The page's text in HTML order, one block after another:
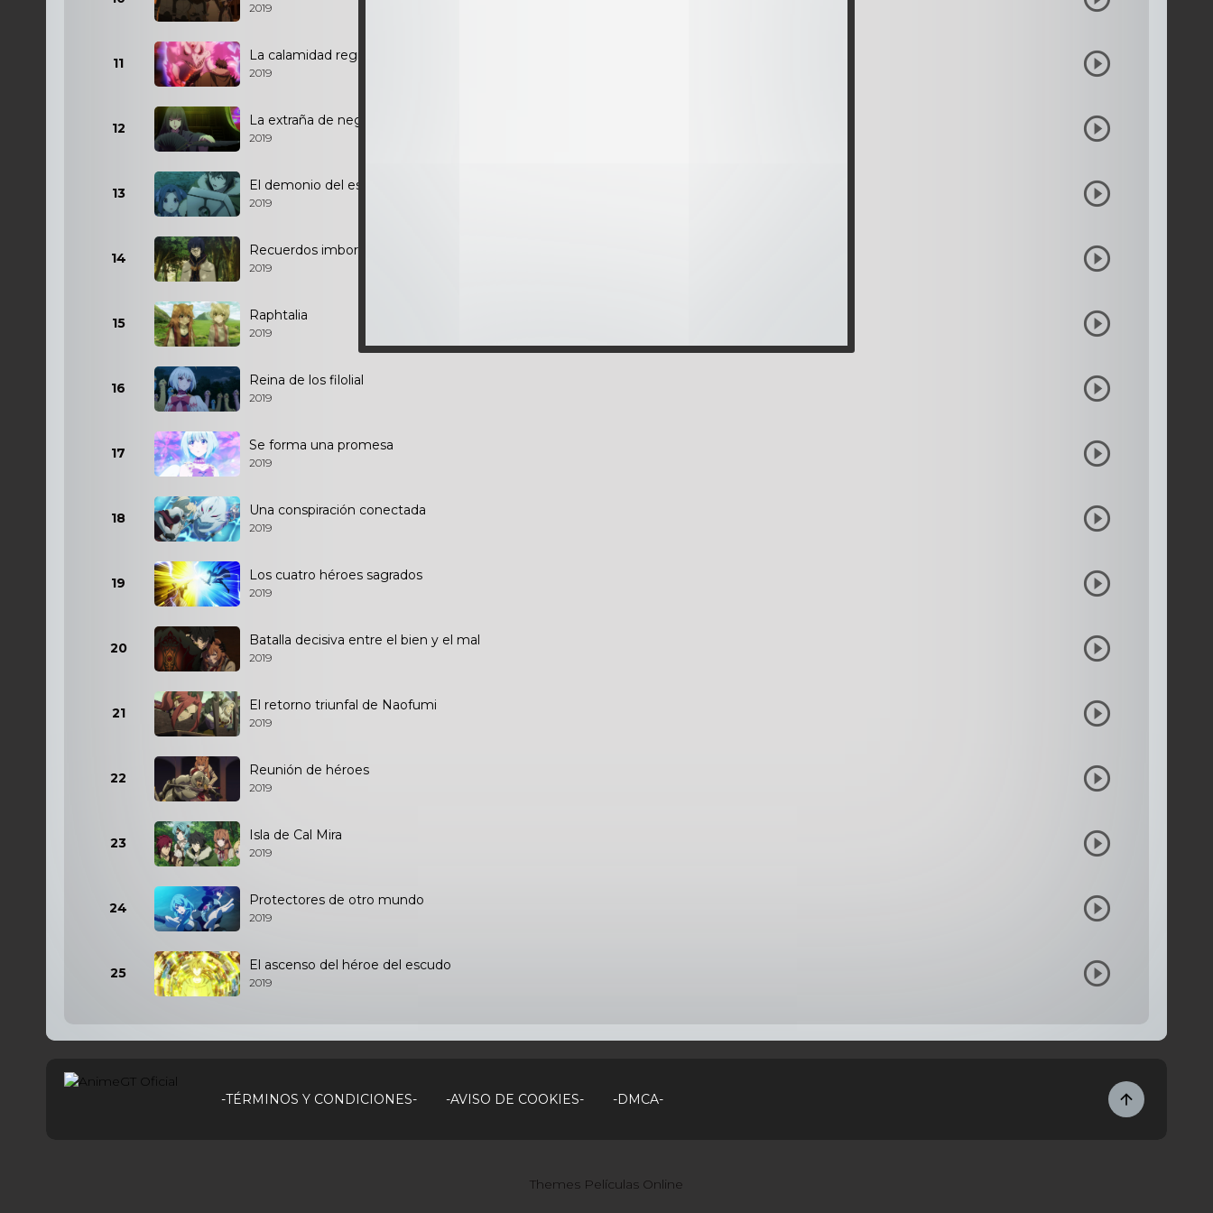
2019
11 La calamidad regresa
2019
12 La extraña de negro
2019
13 El demonio del escudo
2019
14 Recuerdos imborrables
2019
15 Raphtalia
2019
16 Reina de los filolial
2019
17 Se forma una promesa
2019
18 Una conspiración conectada
2019
19 Los cuatro héroes sagrados
2019
20 Batalla decisiva entre el bien y el mal
2019
21 El retorno triunfal de Naofumi
2019
22 Reunión de héroes
2019
23 Isla de Cal Mira
2019
24 Protectores de otro mundo
2019
25 El ascenso del héroe del escudo
2019
-TÉRMINOS Y CONDICIONES- -AVISO DE COOKIES- -DMCA-
Themes Películas Online